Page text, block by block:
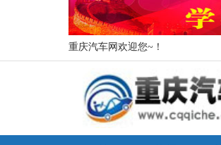
重庆汽车网欢迎您~！